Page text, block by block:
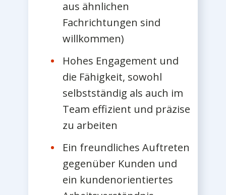
aus ähnlichen
Fachrichtungen sind
willkommen)
Hohes Engagement und
die Fähigkeit, sowohl
selbstständig als auch im
Team effizient und präzise
zu arbeiten
Ein freundliches Auftreten
gegenüber Kunden und
ein kundenorientiertes